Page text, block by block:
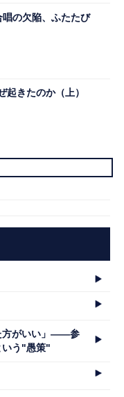
の欠陥、ふたたび
起きたのか（上）
方がいい」――参
いう"愚策"